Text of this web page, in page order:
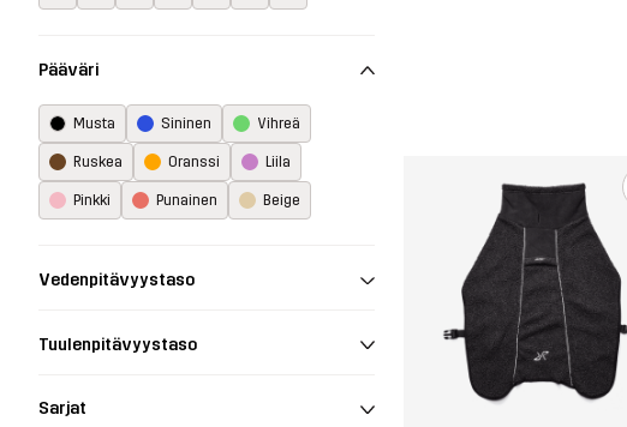
Pääväri
Musta Sininen Vihreä
Ruskea Oranssi Liila
Pinkki Punainen Beige
Vedenpitävyystaso
Tuulenpitävyystaso
Sarjat